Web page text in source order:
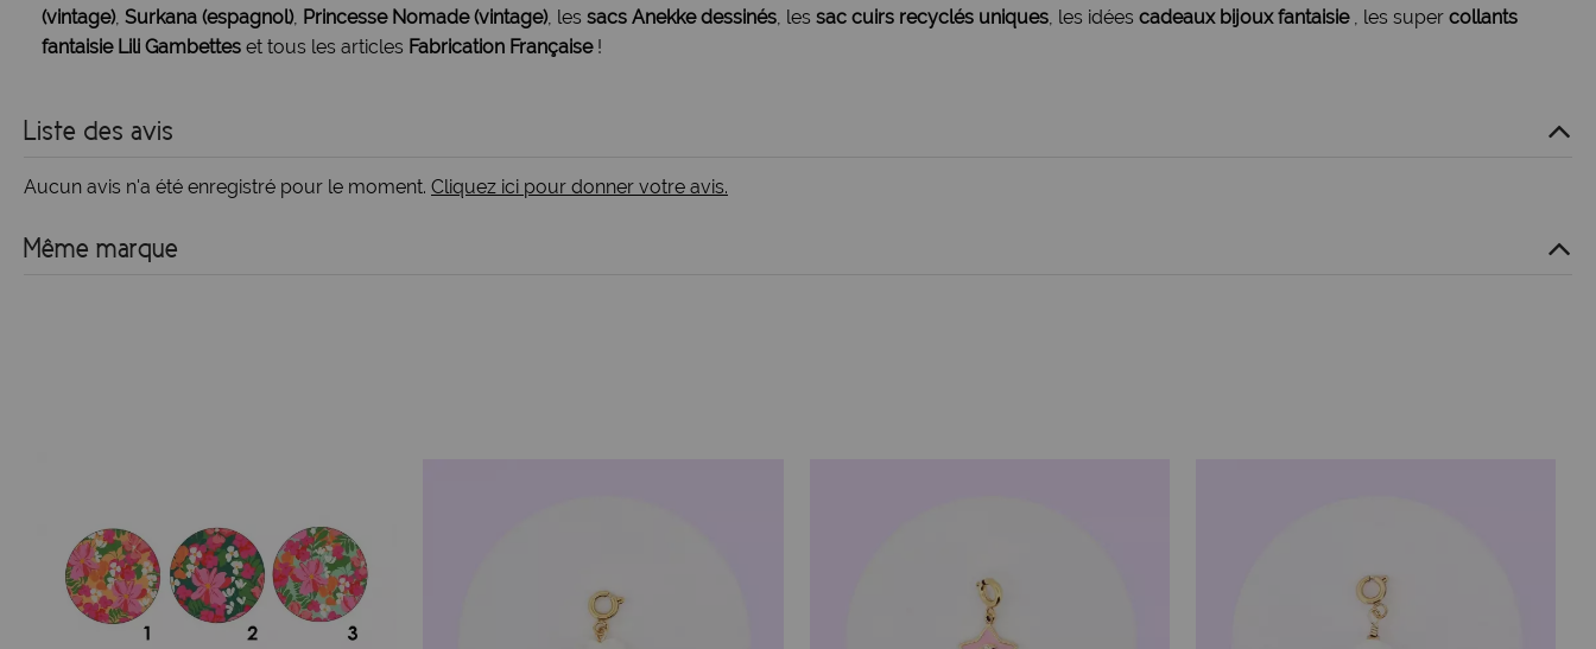
(vintage), Surkana (espagnol), Princesse Nomade (vintage), les sacs Anekke dessinés , les sac cuirs recyclés uniques , les idées cadeaux bijoux fantaisie , les super collants
fantaisie Lili Gambettes et tous les articles Fabrication Française!
Liste des avis
Aucun avis n'a été enregistré pour le moment. Cliquez ici pour donner votre avis.
Même marque